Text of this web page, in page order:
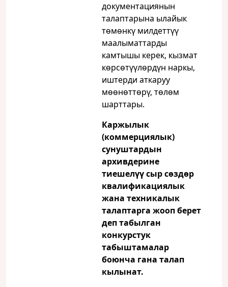
документациянын
талаптарына ылайык
төмөнкү милдеттүү
маалыматтарды
камтышы керек, кызмат
көрсөтүүлөрдүн наркы,
иштерди аткаруу
мөөнөттөрү, төлөм
шарттары.
Каржылык
(коммерциялык)
сунуштардын
архивдерине
тиешелүү сыр сөздөр
квалификациялык
жана техникалык
талаптарга жооп берет
деп табылган
конкурстук
табыштамалар
боюнча гана талап
кылынат.